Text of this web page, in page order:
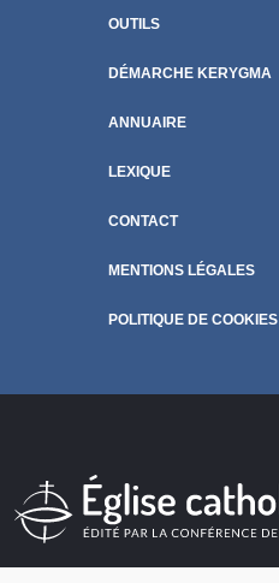
OUTILS
DÉMARCHE KERYGMA
ANNUAIRE
LEXIQUE
CONTACT
MENTIONS LÉGALES
POLITIQUE DE COOKIES